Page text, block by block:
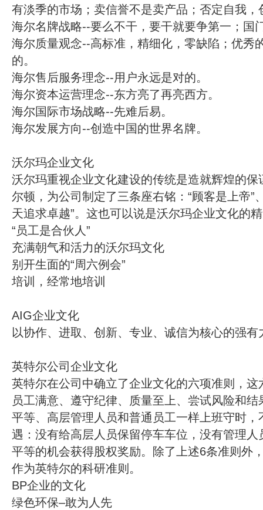
有淡季的市场；卖信誉不是卖产品；否定自我，
海尔名牌战略--要么不干，要干就要争第一；国
海尔质量观念--高标准，精细化，零缺陷；优秀
的。
海尔售后服务理念--用户永远是对的。
海尔资本运营理念--东方亮了再亮西方。
海尔国际市场战略--先难后易。
海尔发展方向--创造中国的世界名牌。
沃尔玛企业文化
沃尔玛重视企业文化建设的传统是造就辉煌的
尔顿，为公司制定了三条座右铭：“顾客是上帝”
天追求卓越”。这也可以说是沃尔玛企业文化的
“员工是合伙人”
充满朝气和活力的沃尔玛文化
别开生面的“周六例会”
培训，经常地培训
AIG企业文化
以协作、进取、创新、专业、诚信为核心的强有
英特尔公司企业文化
英特尔在公司中确立了企业文化的六项准则，
员工满意、遵守纪律、质量至上、尝试风险和
平等、高层管理人员和普通员工一样上班守时
遇：没有给高层人员保留停车车位，没有管理
平等的机会获得股权奖励。除了上述6条准则外
作为英特尔的科研准则。
BP企业的文化
绿色环保–敢为人先